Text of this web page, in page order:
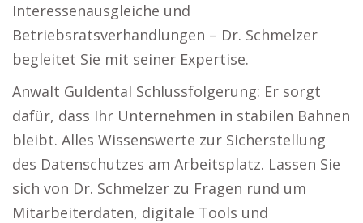
Interessenausgleiche und
Betriebsratsverhandlungen – Dr. Schmelzer
begleitet Sie mit seiner Expertise.
Anwalt Guldental Schlussfolgerung: Er sorgt
dafür, dass Ihr Unternehmen in stabilen Bahnen
bleibt. Alles Wissenswerte zur Sicherstellung
des Datenschutzes am Arbeitsplatz. Lassen Sie
sich von Dr. Schmelzer zu Fragen rund um
Mitarbeiterdaten, digitale Tools und